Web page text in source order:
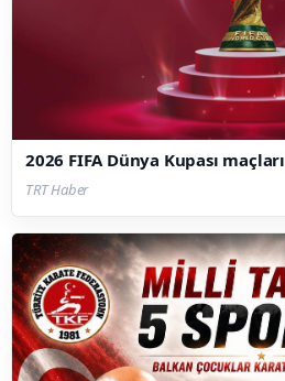
2026 FIFA Dünya Kupası
TRT Haber